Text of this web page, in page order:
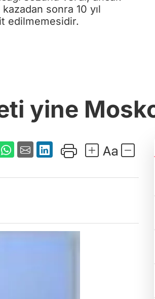
sonra 10 yıl
edilmemesidir.
yine